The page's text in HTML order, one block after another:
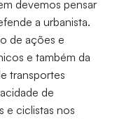
devemos pensar
a urbanista.
de ações e
e também da
transportes
de
e ciclistas nos